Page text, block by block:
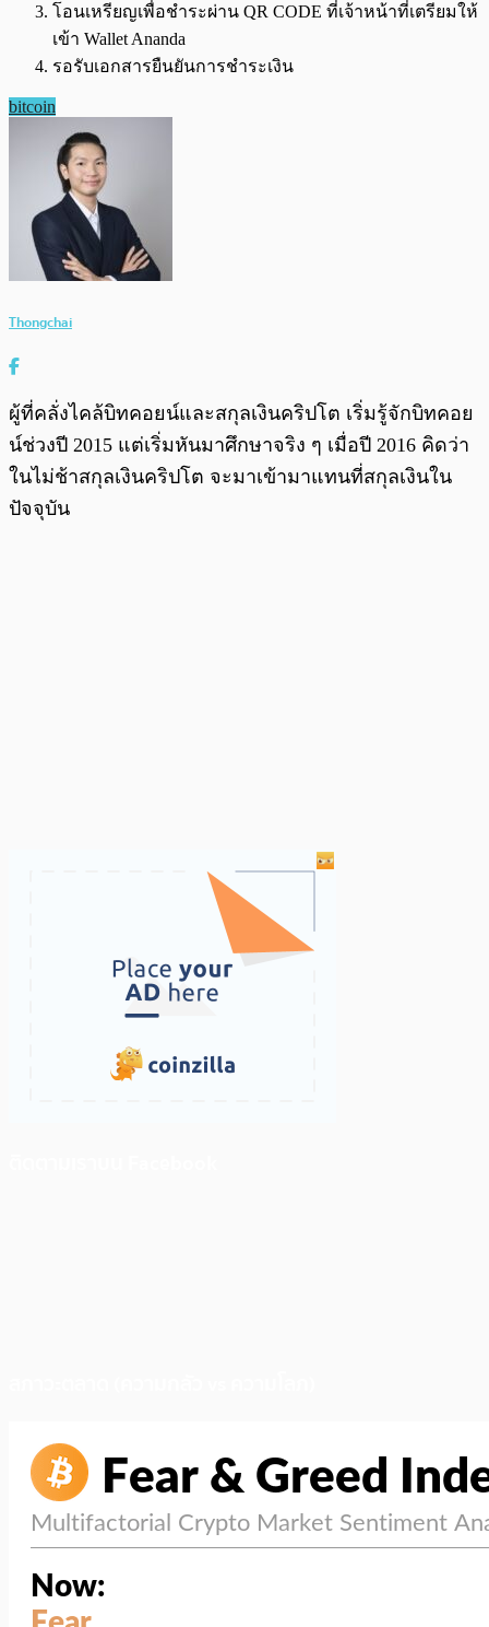
โอนเหรียญเพื่อชำระผ่าน QR CODE ที่เจ้าหน้าที่เตรียมให้
เข้า Wallet Ananda
รอรับเอกสารยืนยันการชำระเงิน
bitcoin
Thongchai
ผู้ที่คลั่งไคล้บิทคอยน์และสกุลเงินคริปโต เริ่มรู้จักบิทคอย
น์ช่วงปี 2015 แต่เริ่มหันมาศึกษาจริง ๆ เมื่อปี 2016 คิดว่า
ในไม่ช้าสกุลเงินคริปโต จะมาเข้ามาแทนที่สกุลเงินใน
ปัจจุบัน